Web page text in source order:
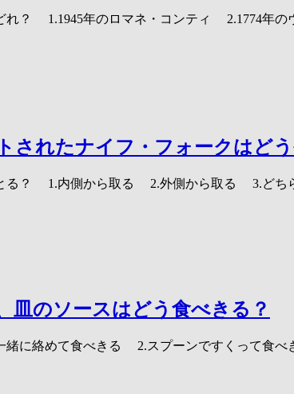
れ？ 1.1945年のロマネ・コンティ 2.1774年
されたナイフ・フォークはど
る？ 1.内側から取る 2.外側から取る 3.どち
皿のソースはどう食べきる？
に絡めて食べきる 2.スプーンですくって食